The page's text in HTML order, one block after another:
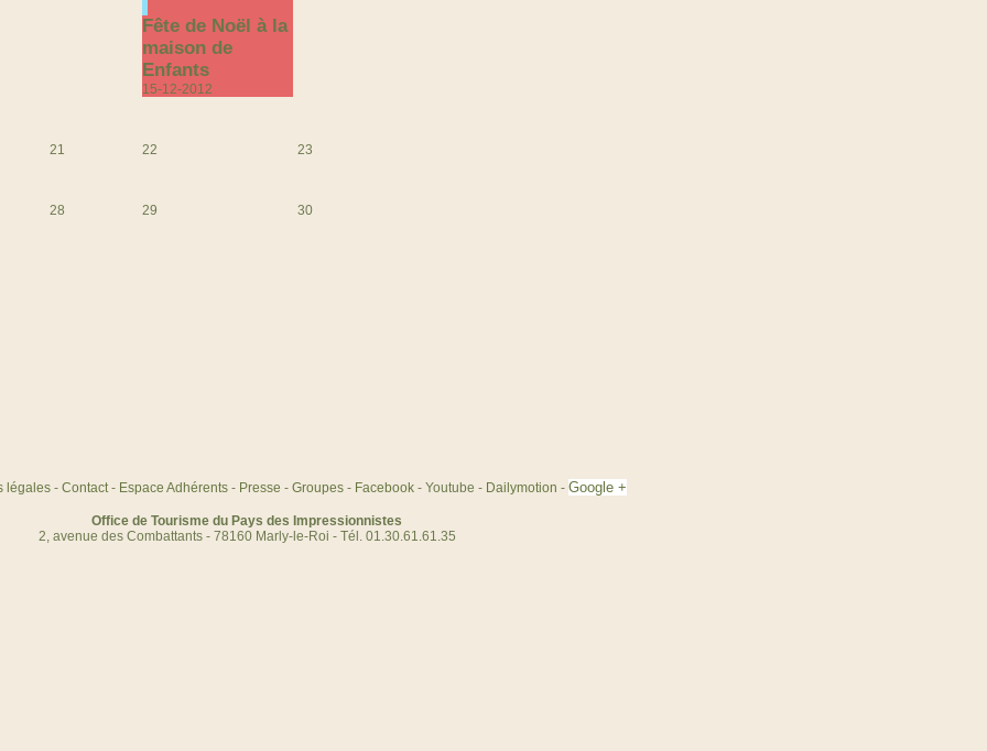
Fête de Noël à la
maison de
Enfants
15-12-2012
21 22 23
28 29
30
légales - Contact- Espace Adhérents - Presse - Groupes - Facebook - Youtube - Dailymotion - Google +
Office de Tourisme du Pays des Impressionnistes
2, avenue des Combattants - 78160 Marly-le-Roi - Tél. 01.30.61.61.35